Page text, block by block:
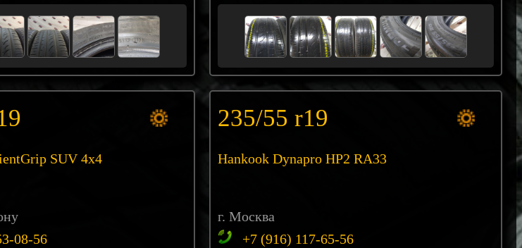
SUV 4x4
08-56
235/55 r19
Hankook Dynapro HP2 RA33
г. Москва
+7 (916) 117-65-56